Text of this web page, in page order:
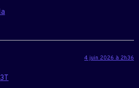
4 juin 2026 à 2h36